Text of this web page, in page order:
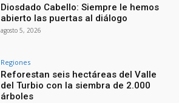
Diosdado Cabello: Siempre le hemos
abierto las puertas al diálogo
agosto 5, 2026
Regiones
Reforestan seis hectáreas del Valle
del Turbio con la siembra de 2.000
árboles